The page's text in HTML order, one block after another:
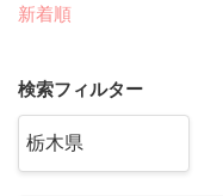
新着順
検索フィルター